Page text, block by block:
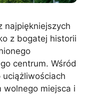
najpiękniejszych
z bogatej historii
centrum. Wśród
wolnego miejsca i